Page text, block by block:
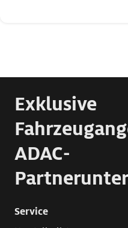
Exklusive
ADAC-
Service